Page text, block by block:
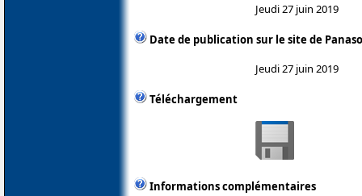
Jeudi 27 juin 2019
Date de publication sur le site de
Jeudi 27 juin 2019
Téléchargement
Informations complémentaires